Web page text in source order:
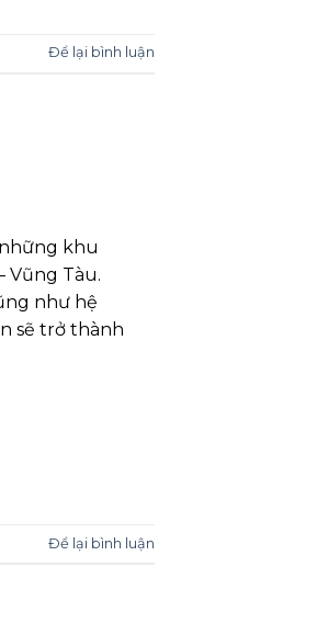
Để lại bình luận
khu
Vũng Tàu.
như hệ
sẽ trở thành
Để lại bình luận